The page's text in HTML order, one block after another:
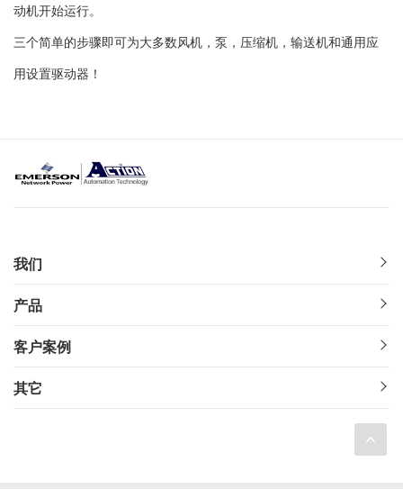
动机开始运行。
三个简单的步骤即可为大多数风机，泵，压缩机，输送机和通用应
用设置驱动器！
我们
产品
客户案例
其它